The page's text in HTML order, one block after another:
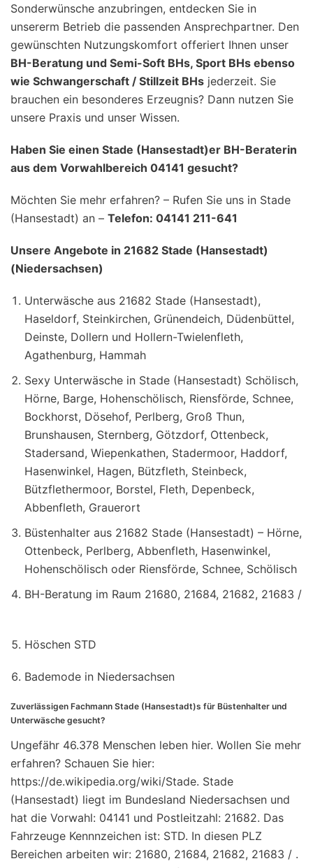
Sonderwünsche anzubringen, entdecken Sie in
unsererm Betrieb die passenden Ansprechpartner. Den
gewünschten Nutzungskomfort offeriert Ihnen unser
BH-Beratung und Semi-Soft BHs, Sport BHs ebenso
wie Schwangerschaft / Stillzeit BHs jederzeit. Sie
brauchen ein besonderes Erzeugnis? Dann nutzen Sie
unsere Praxis und unser Wissen.
Haben Sie einen Stade (Hansestadt)er BH-Beraterin
aus dem Vorwahlbereich 04141 gesucht?
Möchten Sie mehr erfahren? – Rufen Sie uns in Stade
(Hansestadt) an – Telefon: 04141 211-641
Unsere Angebote in 21682 Stade (Hansestadt)
(Niedersachsen)
Unterwäsche aus 21682 Stade (Hansestadt),
Haseldorf, Steinkirchen, Grünendeich, Düdenbüttel,
Deinste, Dollern und Hollern-Twielenfleth,
Agathenburg, Hammah
Sexy Unterwäsche in Stade (Hansestadt) Schölisch,
Hörne, Barge, Hohenschölisch, Riensförde, Schnee,
Bockhorst, Dösehof, Perlberg, Groß Thun,
Brunshausen, Sternberg, Götzdorf, Ottenbeck,
Stadersand, Wiepenkathen, Stadermoor, Haddorf,
Hasenwinkel, Hagen, Bützfleth, Steinbeck,
Bützflethermoor, Borstel, Fleth, Depenbeck,
Abbenfleth, Grauerort
Büstenhalter aus 21682 Stade (Hansestadt) – Hörne,
Ottenbeck, Perlberg, Abbenfleth, Hasenwinkel,
Hohenschölisch oder Riensförde, Schnee, Schölisch
BH-Beratung im Raum 21680, 21684, 21682, 21683 /
Höschen STD
Bademode in Niedersachsen
Zuverlässigen Fachmann Stade (Hansestadt)s für Büstenhalter und
Unterwäsche gesucht?
Ungefähr 46.378 Menschen leben hier. Wollen Sie mehr
erfahren? Schauen Sie hier:
https://de.wikipedia.org/wiki/Stade. Stade
(Hansestadt) liegt im Bundesland Niedersachsen und
hat die Vorwahl: 04141 und Postleitzahl: 21682. Das
Fahrzeuge Kennnzeichen ist: STD. In diesen PLZ
Bereichen arbeiten wir: 21680, 21684, 21682, 21683 / .